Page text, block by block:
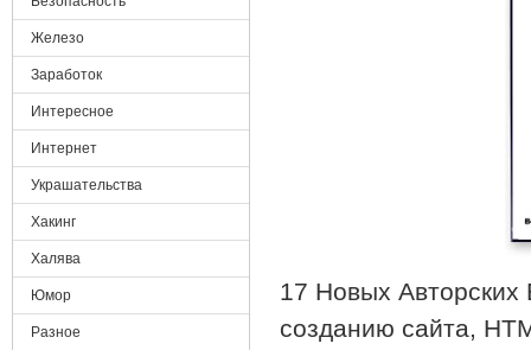
17 Новых Авторских
созданию сайта,
Железо
Заработок
Интересное
Интернет
Украшательства
Хакинг
Халява
Юмор
Разное